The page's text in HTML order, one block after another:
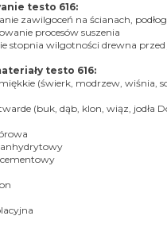
testo 616:
zawilgoceń na ścianach,
procesów suszenia
stopnia wilgotności drewna przed
testo 616:
(świerk, modrzew, wiśnia,
(buk, dąb, klon, wiąz, jodła